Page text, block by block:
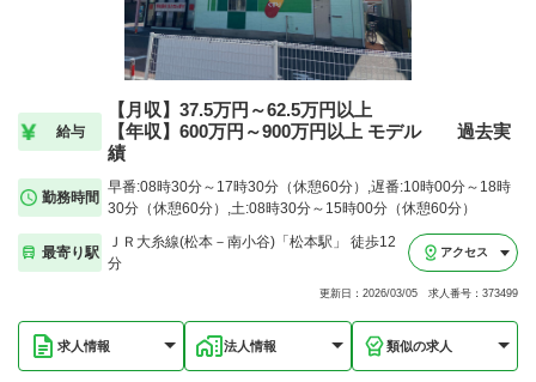
給与
【月収】37.5万円～62.5万円以上
【年収】600万円～900万円以上 モデル 過去実
績
勤務時間
早番:08時30分～17時30分（休憩60分）,遅番:10時00分～18時
30分（休憩60分）,土:08時30分～15時00分（休憩60分）
最寄り駅
ＪＲ大糸線(松本－南小谷)「松本駅」 徒歩12
分
アクセス
更新日：2026/03/05 求人番号：373499
求人情報 法人情報 類似の求人